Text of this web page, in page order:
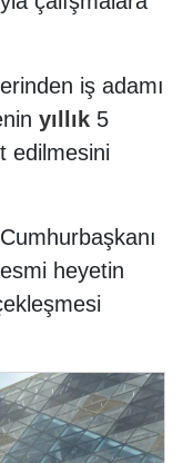
iş adamı
yıllık 5
edilmesini
heyetin